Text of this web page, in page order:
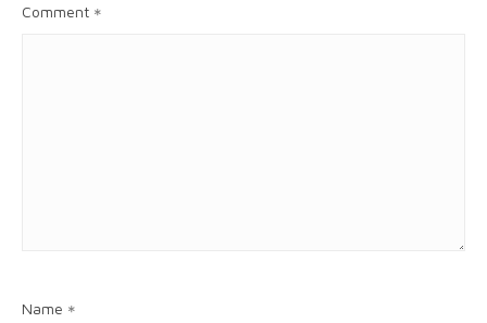
Comment *
Name *